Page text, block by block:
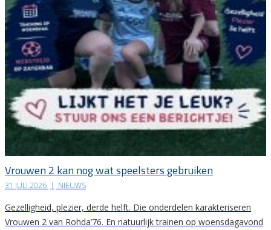
Vrouwen 2 kan nog wat speelsters gebruiken
31 JULI 2026 | NIEUWS
Gezelligheid, plezier, derde helft. Die onderdelen karakteriseren
Vrouwen 2 van Rohda’76. En natuurlijk trainen op woensdagavond